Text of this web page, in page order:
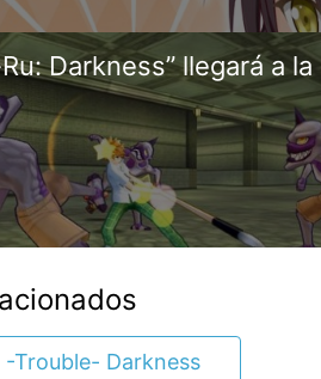
Darkness” llegará a la
-Trouble- Darkness